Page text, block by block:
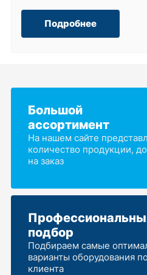
Подробнее
Большой
ассортимент
На нашем сайте
количество продукции,
на заказ
подбор
Подбираем самые
варианты оборудования
клиента